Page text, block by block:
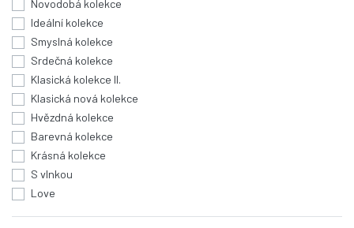
Novodobá kolekce
Ideální kolekce
Smyslná kolekce
Srdečná kolekce
Klasická kolekce II.
Klasická nová kolekce
Hvězdná kolekce
Barevná kolekce
Krásná kolekce
S vlnkou
Love